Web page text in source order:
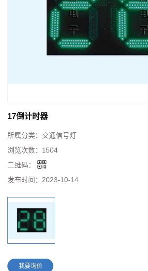
17倒计时器
所属分类： 交通信号灯
浏览次数： 1504
二维码：
发布时间： 2023-10-14
我要询价